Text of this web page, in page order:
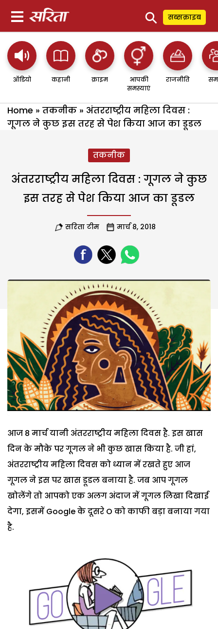
⚲ सब्सक्राइब
ऑडियो कहानी क्राइम
आपकी
समस्याएं
राजनीति
Home » तकनीक » अंतरराष्ट्रीय महिला दिवस :
गूगल ने कुछ इस तरह से पेश किया आज का डूडल
तकनीक
अंतरराष्ट्रीय महिला दिवस : गूगल ने कुछ
इस तरह से पेश किया आज का डूडल
सरिता टीम मार्च 8, 2018
आज 8 मार्च यानी अंतरराष्ट्रीय महिला दिवस है. इस खास
दिन के मौके पर गूगल ने भी कुछ खास किया है. जी हां,
अंतरराष्ट्रीय महिला दिवस को ध्यान में रखते हुए आज
गूगल ने इस पर खास डूडल बनाया है. जब आप गूगल
खोलेंगे तो आपको एक अलग अंदाज में गूगल लिखा दिखाई
देगा, इसमें Google के दूसरे O को काफी बड़ा बनाया गया
है.